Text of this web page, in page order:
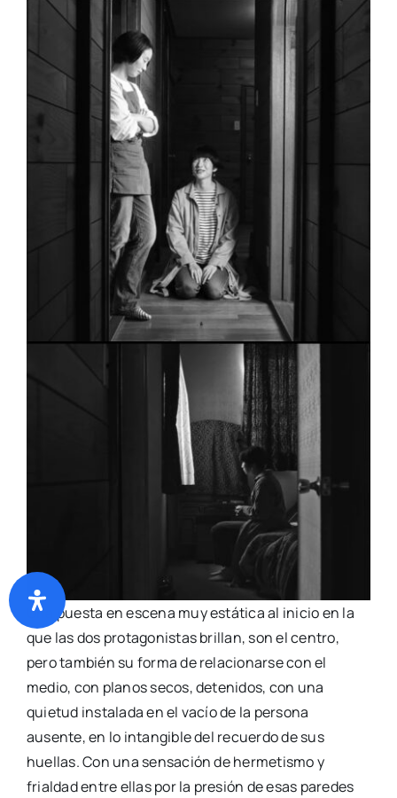
Una puesta en escena muy estática al inicio en la
que las dos protagonistas brillan, son el centro,
pero también su forma de relacionarse con el
medio, con planos secos, detenidos, con una
quietud instalada en el vacío de la persona
ausente, en lo intangible del recuerdo de sus
huellas. Con una sensación de hermetismo y
frialdad entre ellas por la presión de esas paredes